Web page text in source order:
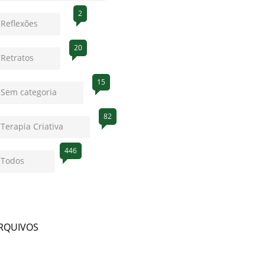
Reflexões
2
Retratos
20
Sem categoria
15
Terapia Criativa
82
Todos
446